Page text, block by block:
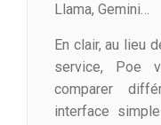
Llama, Gemini…
En clair, au lieu
service, Poe
comparer
interface